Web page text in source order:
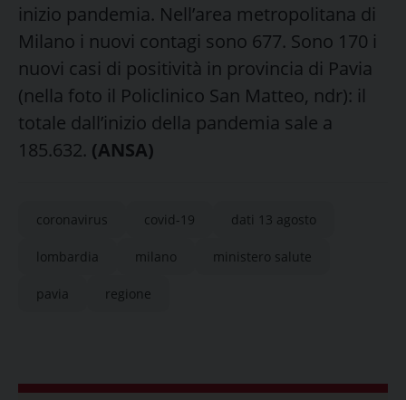
inizio pandemia. Nell’area metropolitana di
Milano i nuovi contagi sono 677. Sono 170 i
nuovi casi di positività in provincia di Pavia
(nella foto il Policlinico San Matteo, ndr): il
totale dall’inizio della pandemia sale a
185.632. (ANSA)
coronavirus covid-19 dati 13 agosto
lombardia milano ministero salute
pavia regione